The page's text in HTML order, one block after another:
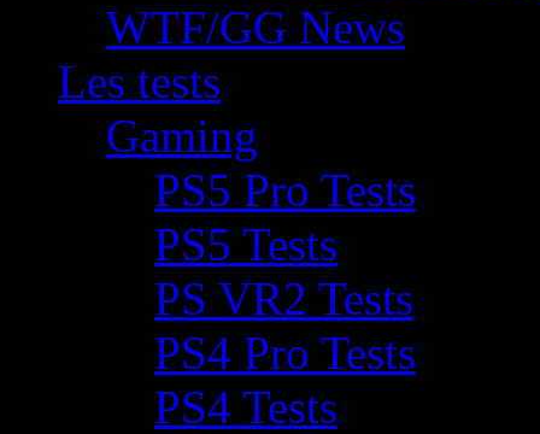
WTF/GG News
Les tests
Gaming
PS5 Pro Tests
PS5 Tests
PS VR2 Tests
PS4 Pro Tests
PS4 Tests